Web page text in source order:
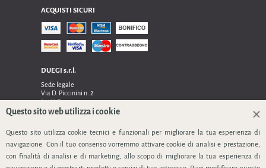
ACQUISTI SICURI
DUEGI s.r.l.
Sede legale
Via D. Piccinini n. 2
24122 Bergamo
Sede operativa e amministrativa:
24048 Treviolo (Bg)
TEL 0354128024, FAX 0354129132
P.IVA 03535240166
SEGUICI
Questo sito web utilizza i cookie
Questo sito utilizza cookie tecnici e funzionali per migliorare la tua esperienza di
navigazione. Con il tuo consenso vorremmo attivare cookie di analisi e prestazione,
con finalità di analisi e di marketing, allo scopo di migliorare la tua esperienza di